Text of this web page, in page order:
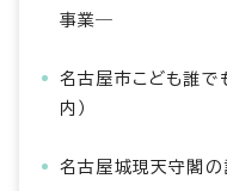
事業―
名古屋市こども誰で
内）
名古屋城現天守閣の